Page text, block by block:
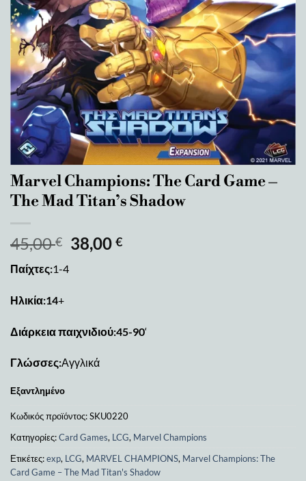
Marvel Champions: The Card Game –
The Mad Titan’s Shadow
45,00€ 38,00€
Παίχτες:1-4
Ηλικία:14+
Διάρκεια παιχνιδιού:45-90‘
Γλώσσες:Αγγλικά
Εξαντλημένο
Κωδικός προϊόντος:SKU0220
Κατηγορίες:Card Games, LCG, Marvel Champions
Ετικέτες:exp, LCG, MARVEL CHAMPIONS, Marvel Champions: The
Card Game – The Mad Titan's Shadow